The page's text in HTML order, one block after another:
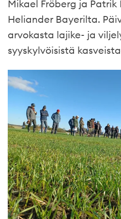
Mikael Fröberg ja Patrik
Heliander Bayerilta.
arvokasta lajike- ja
syyskylvöisistä